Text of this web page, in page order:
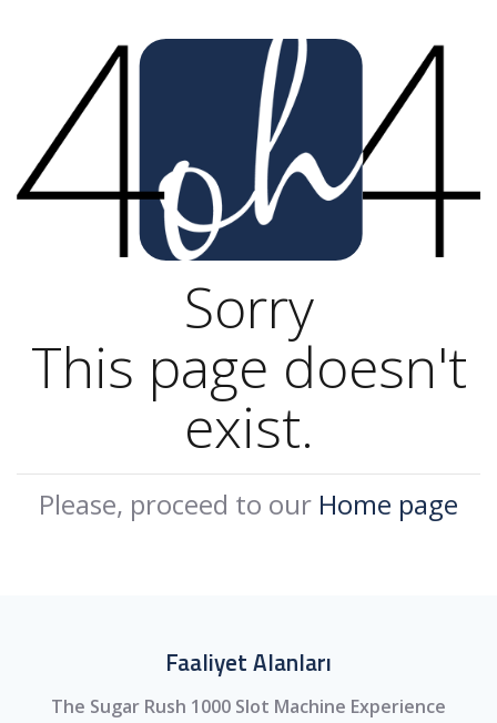
Sorry
This page doesn't
exist.
Please, proceed to our Home page
Faaliyet Alanları
The Sugar Rush 1000 Slot Machine Experience